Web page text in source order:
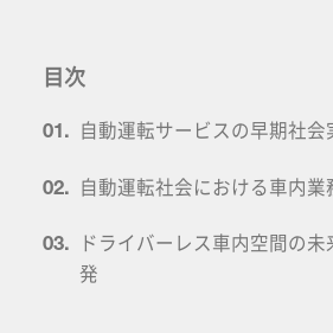
目次
01. 自動運転サービスの早期社会
02. 自動運転社会における車内業
03.
ドライバーレス車内空間の
発